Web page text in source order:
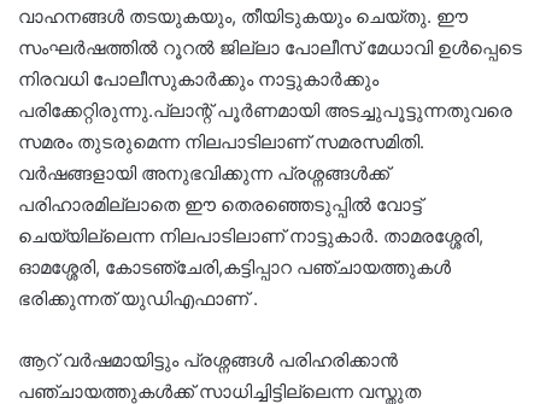
വാഹനങ്ങൾ തടയുകയും, തീയിടുകയും ചെയ്തു. ഈ
സംഘർഷത്തിൽ റൂറൽ ജില്ലാ പോലീസ് മേധാവി ഉൾപ്പെടെ
നിരവധി പോലീസുകാർക്കും നാട്ടുകാർക്കും
പരിക്കേറ്റിരുന്നു.പ്ലാന്റ് പൂർണമായി അടച്ചുപൂട്ടുന്നതുവരെ
സമരം തുടരുമെന്ന നിലപാടിലാണ് സമരസമിതി.
വർഷങ്ങളായി അനുഭവിക്കുന്ന പ്രശ്നങ്ങൾക്ക്
പരിഹാരമില്ലാതെ ഈ തെരഞ്ഞെടുപ്പിൽ വോട്ട്
ചെയ്യില്ലെന്ന നിലപാടിലാണ് നാട്ടുകാർ. താമരശ്ശേരി,
ഓമശ്ശേരി, കോടഞ്ചേരി,കട്ടിപ്പാറ പഞ്ചായത്തുകൾ
ഭരിക്കുന്നത് യുഡിഎഫാണ് .
ആറ് വർഷമായിട്ടും പ്രശ്നങ്ങൾ പരിഹരിക്കാൻ
പഞ്ചായത്തുകൾക്ക് സാധിച്ചിട്ടില്ലെന്ന വസ്തുത